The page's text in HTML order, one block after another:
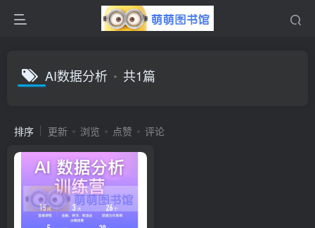
AI数据分析 共1篇
排序 更新 浏览 点赞 评论